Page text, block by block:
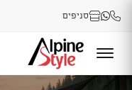
סניפים